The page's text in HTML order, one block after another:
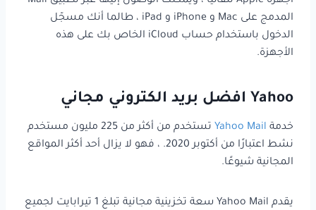
المدمج على Mac و iPhone و iPad ، طالما أنك مسجّل
الدخول باستخدام حساب iCloud الخاص بك على هذه
الأجهزة.
Yahoo افضل بريد الكتروني مجاني
خدمة Yahoo Mail
تستخدم من أكثر من 225 مليون مستخدم
نشط اعتبارًا من أكتوبر 2020. ، فهو لا يزال أحد أكثر المواقع
المجانية شيوعًا.
يقدم Yahoo Mail سعة تخزينية مجانية تبلغ 1 تيرابايت لجميع